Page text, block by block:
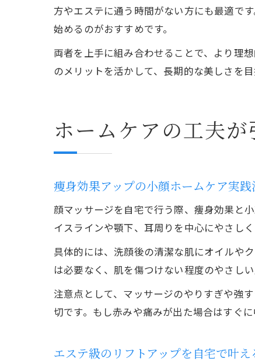
方やエステに通う時間がない方にも最適で
始めるのがおすすめです。
両者を上手に組み合わせることで、より理
のメリットを活かして、長期的な美しさを目
ホームケアの工夫
痩身効果アップの小顔ホームケア実践
顔マッサージを自宅で行う際、痩身効果と
イスラインや顎下、耳周りを中心にやさし
具体的には、洗顔後の清潔な肌にオイルや
は必要なく、肌を傷つけない程度のやさし
注意点として、マッサージのやりすぎや強
切です。もし赤みや痛みが出た場合はすぐ
エステ級のリフトアップを自宅で叶え